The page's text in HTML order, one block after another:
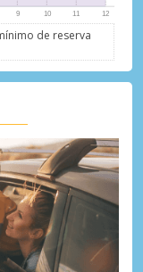
de reserva